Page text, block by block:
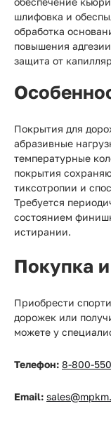
шлифовка и
обработка
повышения
защита от
Покрытия для
абразивные
температурные
покрытия
тиксотропии и
Требуется
состоянием
истирании.
Покупка
Приобрести
дорожек или
можете у
Телефон: 8-800-
Email: